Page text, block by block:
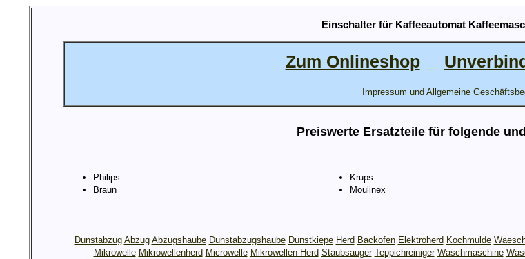
Einschalter für Kaffeeautomat
Zum Onlineshop
Impressum und Allgemeine
Preiswerte Ersatzteile für folgende
Philips
Braun
Krups
Moulinex
Dunstabzug Abzug Abzugshaube Dunstabzugshaube Dunstkiepe Herd Backofen Elektroherd Kochmulde
Mikrowelle Mikrowellenherd Microwelle Mikrowellen-Herd Staubsauger Teppichreiniger Waschmaschine